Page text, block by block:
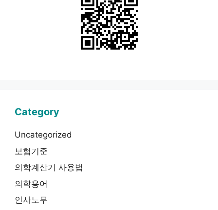
Category
Uncategorized
보험기준
의학계산기 사용법
의학용어
인사노무